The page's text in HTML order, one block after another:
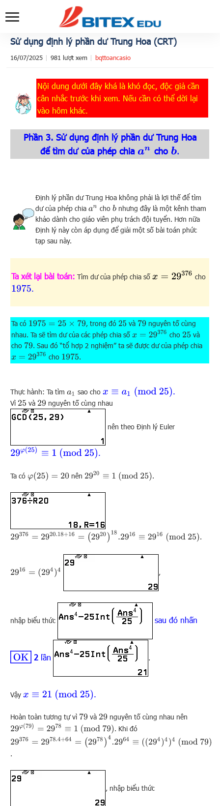
Sử dụng định lý phần dư Trung Hoa (CRT)
16/07/2025 981 lượt xem bqttoancasio
Nội dung dưới đây khá là khó đọc, độc giả cần
cân nhắc trước khi xem. Nếu cần có thể dời lại
vào hôm khác.
Phần 3. Sử dụng định lý phần dư Trung Hoa
để tìm dư của phép chia an cho b.
Định lý phần dư Trung Hoa không phải là lợi thế để tìm
dư của phép chiaan cho bnhưng đây là một kênh tham
khảo dành cho giáo viên phụ trách đội tuyển. Hơn nữa
Định lý này còn áp dụng để giải một số bài toán phức
tạp sau này.
Ta xét lại bài toán: Tìm dư của phép chia sốx=29 376 cho
1975 .
Ta có 1975=25 ×79 , trong đó 25 và 79 nguyên tố cùng
nhau. Ta sẽ tìm dư của các phép chia sốx=29 376 cho 25 và
cho 79. Sau đó “tổ hợp 2 nghiệm” ta sẽ được dư của phép chia
x=29 376 cho 1975 .
Thực hành: Ta tìma1 sao cho x≡a1 (mod 25) .
Vì 25 và 29nguyên tố cùng nhau
nên theo Định lý Euler
29φ(25) ≡1 ( mod 25 ) .
Ta có φ(25)= 20 nên 2920 ≡1 (mod 25) .
29376 =2920.18+16=(2920)18.2916≡29 16 (mod 25) .
2916 =(294)4 ,
nhập biểu thức sau đó nhấn
OK 2lần .
Vậyx≡21 (mod 25) .
Hoàn toàn tương tự vì 79và 29nguyên tố cùng nhau nên
29φ(79 =2978≡ 1 (mod 79)
. Khi đó
29376 2978.4+64= 78)4.2964≡((294) 4)4 (mod 79)
.
, nhập biểu thức